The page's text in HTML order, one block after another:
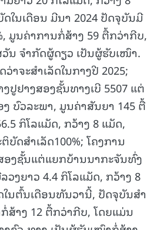
ໃນເດືອນ ມີນາ 2024 ປັດຈຸບັນມີ
ມູນຄ່າການກໍ່ສ້າງ 59 ຕື້ກວ່າກີບ,
ນ ຈໍາກັດຜູ້ດຽວ ເປັນຜູ້ຮັບເໜົາ.
າຈະສຳເລັດໃນກາງປີ 2025;
ປູຢາງສອງຊັ້ນທາງເບີ 5507 ແຕ່
ບົວລະພາ, ມູນຄ່າສັນຍາ 145 ຕື້
ກິໂລແມັດ, ກວ້າງ 8 ແມັດ,
ດສໍາເລັດ100%; ໂຄງການ
ອງຊັ້ນແຕ່ແຍກບ້ານນາກະຈັນທົ່ງ
ວງຍາວ 4.4 ກິໂລແມັດ, ກວ້າງ 8
ໃນຕົ້ນເດືອນທັນວານີ້, ປັດຈຸບັນສໍາ
ສ້າງ 12 ຕື້ກວ່າກີບ, ໂດຍແມ່ນ